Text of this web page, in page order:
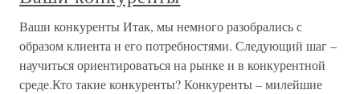
Ваши конкуренты Итак, мы немного разобрались с
образом клиента и его потребностями. Следующий шаг –
научиться ориентироваться на рынке и в конкурентной
среде.Кто такие конкуренты? Конкуренты – милейшие